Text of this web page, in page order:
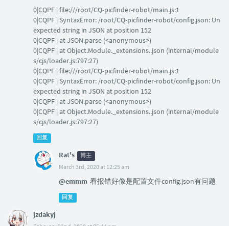
0|CQPF | file:///root/CQ-picfinder-robot/main.js:1
0|CQPF | SyntaxError: /root/CQ-picfinder-robot/config.json: Un
expected string in JSON at position 152
0|CQPF | at JSON.parse (<anonymous>)
0|CQPF | at Object.Module._extensions..json (internal/module
s/cjs/loader.js:797:27)
0|CQPF | file:///root/CQ-picfinder-robot/main.js:1
0|CQPF | SyntaxError: /root/CQ-picfinder-robot/config.json: Un
expected string in JSON at position 152
0|CQPF | at JSON.parse (<anonymous>)
0|CQPF | at Object.Module._extensions..json (internal/module
s/cjs/loader.js:797:27)
回复
Rat's 博主
March 3rd, 2020 at 12:25 am
@emmm 看报错好像是配置文件config.json有问题
回复
jzdakyj